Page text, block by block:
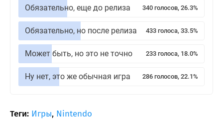
Обязательно, еще до релиза 340 голосов, 26.3%
Обязательно, но после релиза 433 голоса, 33.5%
Может быть, но это не точно 233 голоса, 18.0%
Ну нет, это же обычная игра 286 голосов, 22.1%
Теги: Игры, Nintendo